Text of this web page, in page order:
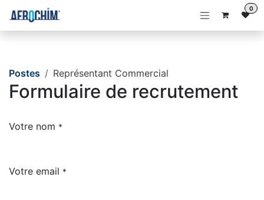
Se rendre au contenu 0
Postes Représentant Commercial
Formulaire de recrutement
Votre nom *
Votre email *